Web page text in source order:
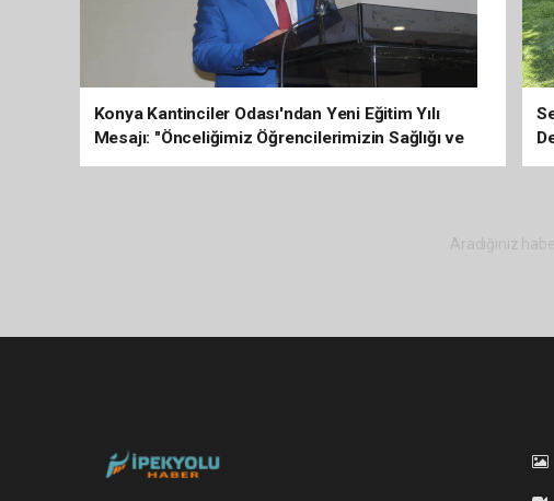
Konya Kantinciler Odası'ndan Yeni Eğitim Yılı
Mesajı: "Önceliğimiz Öğrencilerimizin Sağlığı ve
Güvenliği"
Aradığınız